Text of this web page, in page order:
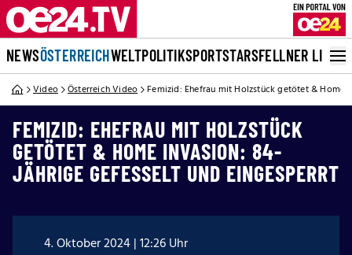
NEWSÖSTERREICHWELTPOLITIKSPORTSTARSFELLNER LIVE
Video Österreich Video Femizid: Ehefrau mit Holzstück getötet & Home
FEMIZID: EHEFRAU MIT HOLZSTÜCK
GETÖTET & HOME INVASION: 84-
JÄHRIGE GEFESSELT UND EINGESPERRT
4. Oktober 2024 | 12:26 Uhr